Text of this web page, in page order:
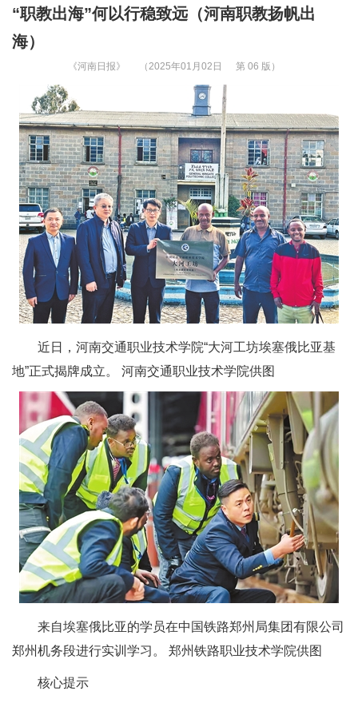
“职教出海”何以行稳致远（河南职教扬帆出
海）
《河南日报》 （2025年01月02日 第 06 版）
近日，河南交通职业技术学院“大河工坊埃塞俄比亚基
地”正式揭牌成立。 河南交通职业技术学院供图
来自埃塞俄比亚的学员在中国铁路郑州局集团有限公司
郑州机务段进行实训学习。 郑州铁路职业技术学院供图
核心提示